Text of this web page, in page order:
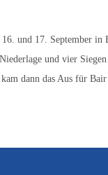
und 17. September
und vier
dann das Aus für